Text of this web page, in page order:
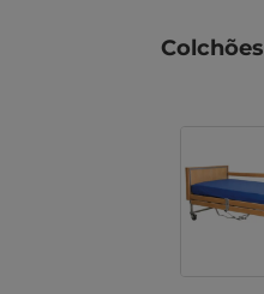
Colchões